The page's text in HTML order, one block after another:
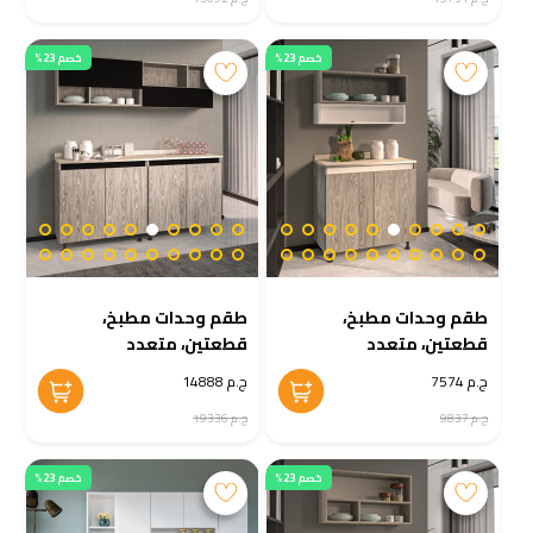
خصم 23%
طقم وحدات مطبخ،
قطعتين، متعدد
197
ج.م 7574
ج.م 9837
خصم 23%
طقم وحدات مطبخ،
قطعتين، متعدد
196
ج.م 14888
ج.م 19336
خصم 23% خصم 23%